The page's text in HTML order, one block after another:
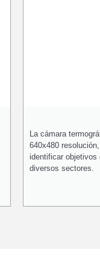
La cámara
640x480
identificar objetivos
diversos sectores.